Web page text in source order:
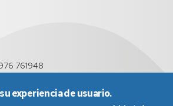
761948
experiencia de usuario.